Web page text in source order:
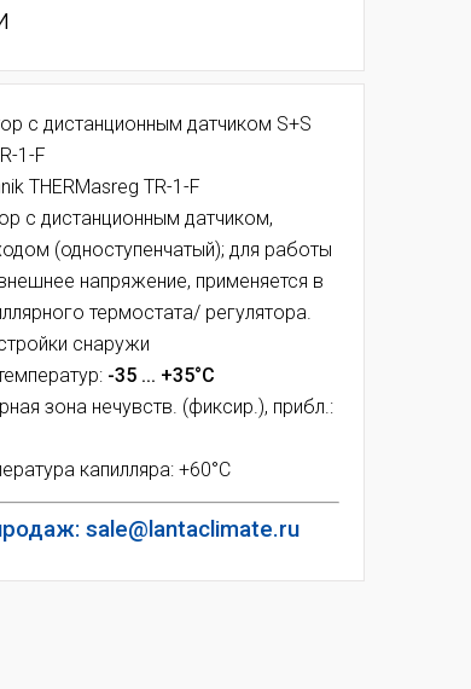
с дистанционным датчиком S+S
1-F
THERMasreg TR-1-F
с дистанционным датчиком,
(одноступенчатый); для работы
напряжение, применяется в
термостата/ регулятора.
снаружи
-35 ... +35°C
зона нечувств. (фиксир.), прибл.:
капилляра: +60°C
sale@lantaclimate.ru